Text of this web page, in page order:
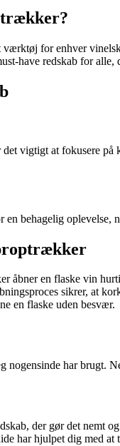
for enhver
have redskab for alle,
vigtigt at fokusere
en behagelig
åbner en flaske vin
sikrer, at
en flaske uden besvær.
nogensinde har brugt.
der gør det nemt
har hjulpet dig med